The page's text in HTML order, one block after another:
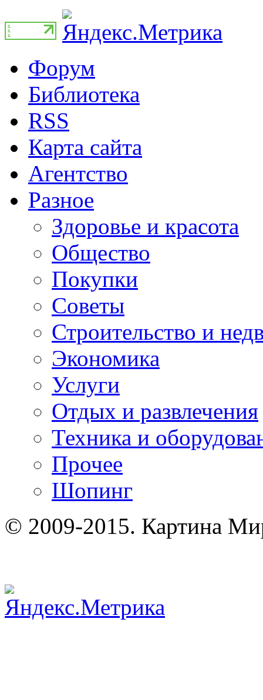
Форум
Библиотека
RSS
Карта сайта
Агентство
Разное
Здоровье и красота
Общество
Покупки
Советы
Строительство и
Экономика
Услуги
Отдых и развлечения
Техника и
Прочее
Шопинг
© 2009-2015. Картина